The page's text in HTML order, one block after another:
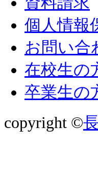
個人情報
お問い合
在校生の
卒業生の
copyright ©